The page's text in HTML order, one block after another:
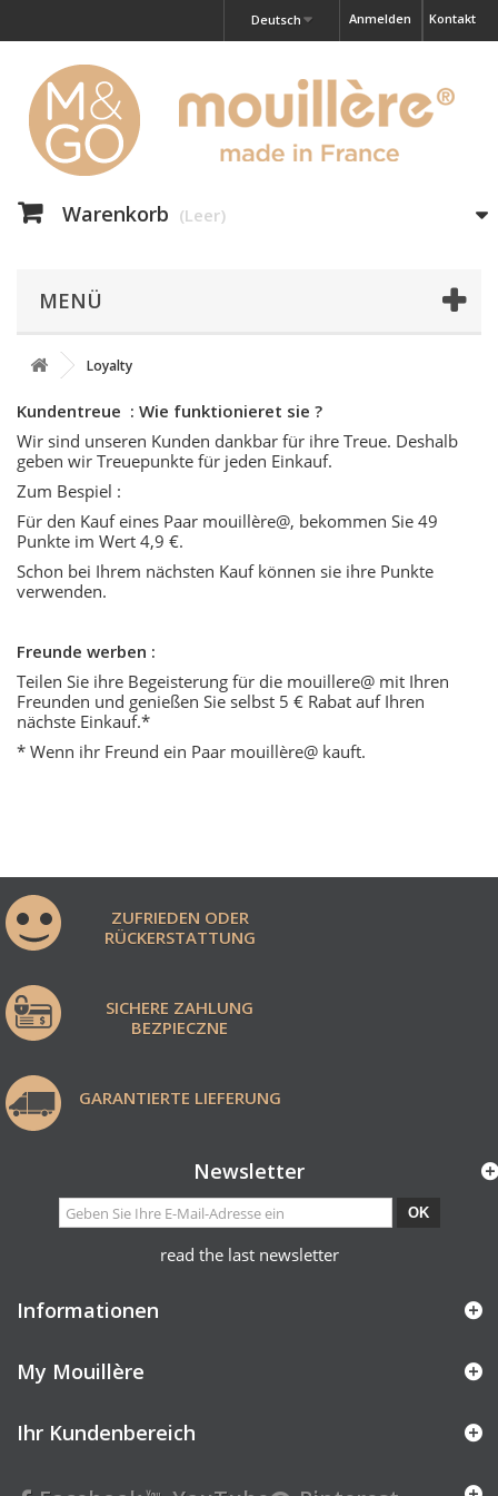
Kontakt
Anmelden
Deutsch
Warenkorb (Leer)
MENÜ
Loyalty
Kundentreue : Wie funktionieret sie ?
Wir sind unseren Kunden dankbar für ihre Treue. Deshalb
geben wir Treuepunkte für jeden Einkauf.
Zum Bespiel :
Für den Kauf eines Paar mouillère@, bekommen Sie 49
Punkte im Wert 4,9 €.
Schon bei Ihrem nächsten Kauf können sie ihre Punkte
verwenden.
Freunde werben :
Teilen Sie ihre Begeisterung für die mouillere@ mit Ihren
Freunden und genießen Sie selbst 5 € Rabat auf Ihren
nächste Einkauf.*
* Wenn ihr Freund ein Paar mouillère@ kauft.
ZUFRIEDEN ODER
RÜCKERSTATTUNG
SICHERE ZAHLUNG
BEZPIECZNE
GARANTIERTE LIEFERUNG
Newsletter
OK
read the last newsletter
Informationen
My Mouillère
Ihr Kundenbereich